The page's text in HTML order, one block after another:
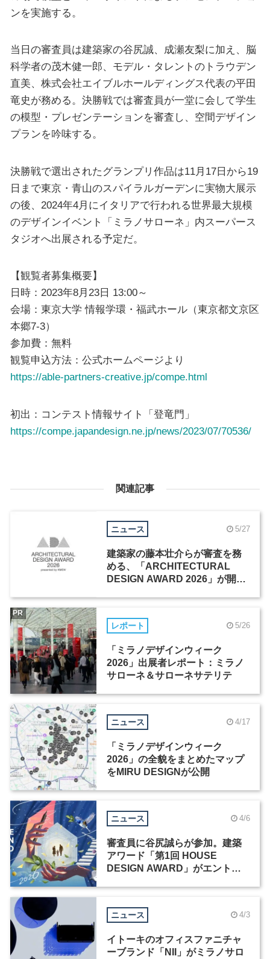
ンを実施する。
当日の審査員は建築家の谷尻誠、成瀬友梨に加え、脳
科学者の茂木健一郎、モデル・タレントのトラウデン
直美、株式会社エイブルホールディングス代表の平田
竜史が務める。決勝戦では審査員が一堂に会して学生
の模型・プレゼンテーションを審査し、空間デザイン
プランを吟味する。
決勝戦で選出されたグランプリ作品は11月17日から19
日まで東京・青山のスパイラルガーデンに実物大展示
の後、2024年4月にイタリアで行われる世界最大規模
のデザインイベント「ミラノサローネ」内スーパース
タジオへ出展される予定だ。
【観覧者募集概要】
日時：2023年8月23日 13:00～
会場：東京大学 情報学環・福武ホール（東京都文京区
本郷7-3）
参加費：無料
観覧申込方法：公式ホームページより
https://able-partners-creative.jp/compe.html
初出：コンテスト情報サイト「登竜門」
https://compe.japandesign.ne.jp/news/2023/07/70536/
関連記事
ニュース 5/27
建築家の藤本壮介らが審査を務
める、「ARCHITECTURAL
DESIGN AWARD 2026」が開催
レポート 5/26
「ミラノデザインウィーク
2026」出展者レポート：ミラノ
サローネ＆サローネサテリテ
PR
ニュース 4/17
「ミラノデザインウィーク
2026」の全貌をまとめたマップ
をMIRU DESIGNが公開
ニュース 4/6
審査員に谷尻誠らが参加。建築
アワード「第1回 HOUSE
DESIGN AWARD」がエントリ
ニュース 4/3
イトーキのオフィスファニチャ
ーブランド「NII」がミラノサロ